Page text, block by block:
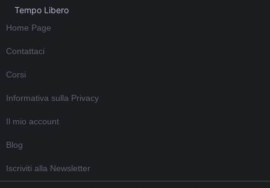
Tempo Libero
Home Page
Contattaci
Corsi
Informativa sulla Privacy
Il mio account
Blog
Iscriviti alla Newsletter